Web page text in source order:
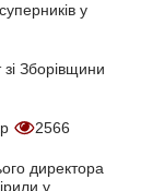
у
Зборівщини
2566
директора
у